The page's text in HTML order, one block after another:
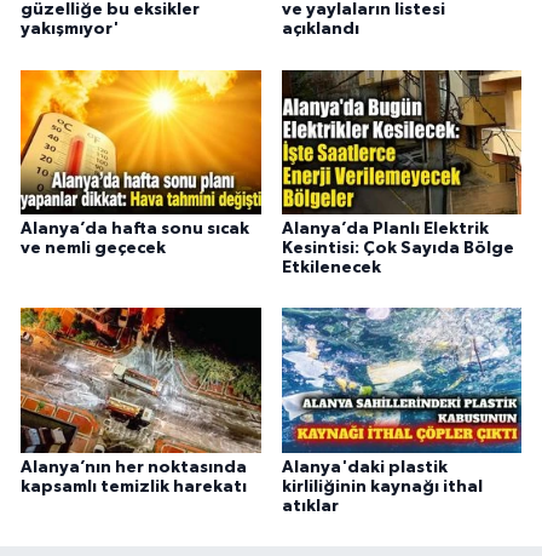
güzelliğe bu eksikler
yakışmıyor'
ve yaylaların listesi
açıklandı
Alanya’da hafta sonu sıcak
ve nemli geçecek
Alanya’da Planlı Elektrik
Kesintisi: Çok Sayıda Bölge
Etkilenecek
Alanya’nın her noktasında
kapsamlı temizlik harekatı
Alanya'daki plastik
kirliliğinin kaynağı ithal
atıklar